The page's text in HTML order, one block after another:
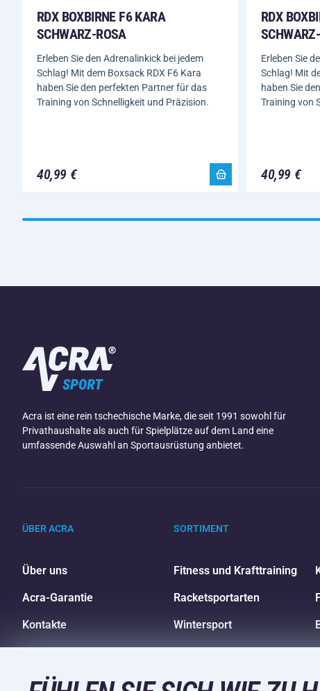
RDX BOXBIRNE F6 KARA
SCHWARZ-ROSA
Erleben Sie den Adrenalinkick bei jedem
Schlag! Mit dem Boxsack RDX F6 Kara
haben Sie den perfekten Partner für das
Training von Schnelligkeit und Präzision.
40,99 €
RDX
Erleben Sie
Schlag! Mit
haben Sie
Training von
40,99 €
Acra ist eine rein tschechische Marke, die seit 1991 sowohl für
Privathaushalte als auch für Spielplätze auf dem Land eine
umfassende Auswahl an Sportausrüstung anbietet.
ÜBER ACRA
Über uns
Acra-Garantie
Kontakte
Großhandel
Einkaufsratgeber
SORTIMENT
Fitness und Krafttraining
Racketsportarten
Wintersport
Freizeit und Unterhaltung
Camping und Wandern